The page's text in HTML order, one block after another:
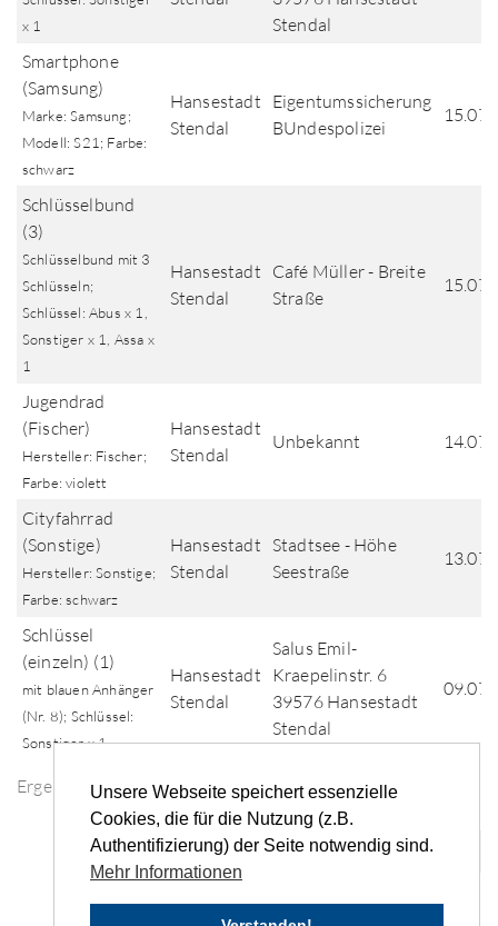
Unsere Webseite speichert essenzielle
Cookies, die für die Nutzung (z.B.
Authentifizierung) der Seite notwendig sind.
Mehr Informationen
Ergebnisse der Fundsuche
x 1
Stendal
Smartphone
(Samsung)
Marke: Samsung;
Modell: S21; Farbe:
schwarz
Hansestadt
Stendal
Eigentumssicherung
BUndespolizei
Schlüsselbund
(3)
Schlüsselbund mit 3
Schlüsseln;
Schlüssel: Abus x 1,
Sonstiger x 1, Assa x
1
Hansestadt
Stendal
Café Müller - Breite
Straße
Jugendrad
(Fischer)
Hersteller: Fischer;
Farbe: violett
Hansestadt
Stendal
Unbekannt
Cityfahrrad
(Sonstige)
Hersteller: Sonstige;
Farbe: schwarz
Hansestadt
Stendal
Stadtsee - Höhe
Seestraße
Schlüssel
(einzeln) (1)
mit blauen Anhänger
(Nr. 8); Schlüssel:
Sonstiger x 1
Hansestadt
Stendal
Salus Emil-
Kraepelinstr. 6
39576 Hansestadt
Stendal
« ‹ 1 2 3 4 5 ... ›